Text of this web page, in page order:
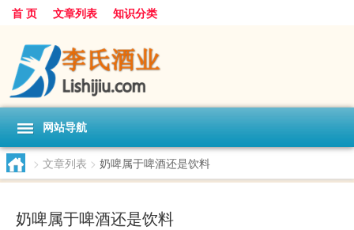
首 页 文章列表 知识分类
网站导航
> 文章列表 > 奶啤属于啤酒还是饮料
奶啤属于啤酒还是饮料